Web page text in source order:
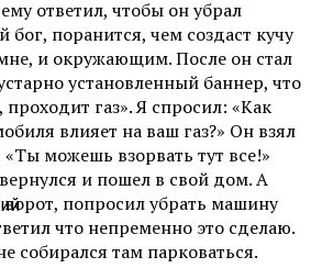
ответил, чтобы он убрал
бог, поранится, чем создаст кучу
и окружающим. После он стал
установленный баннер, что
газ». Я спросил: «Как
влияет на ваш газ?» Он взял
можешь взорвать тут все!»
и пошел в свой дом. А
попросил убрать машину
что непременно это сделаю.
собирался там парковаться.